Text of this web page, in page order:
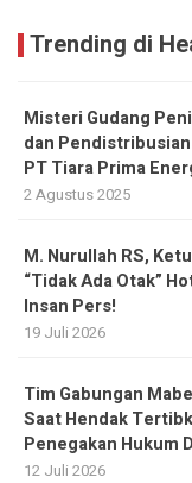
Trending di
Misteri Gudang
dan
PT Tiara Prima
2 Agustus 2025
M. Nurullah RS,
“Tidak Ada Otak”
Insan Pers!
19 Juli 2026
Tim Gabungan
Saat Hendak
Penegakan Hukum
12 Juli 2026